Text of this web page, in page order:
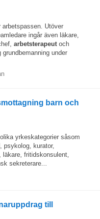
arbetspassen. Utöver
ingår även läkare,
arbetsterapeutoch
under
barn och
yrkeskategorier såsom
psykolog, kurator,
fritidskonsulent,
sekreterare...
till